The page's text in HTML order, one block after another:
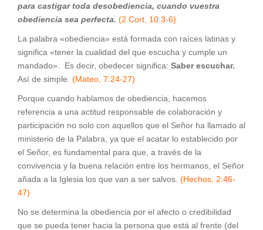
para castigar toda desobediencia, cuando vuestra
obediencia sea perfecta. (2 Cort. 10:3-6)
La palabra «obediencia» está formada con raíces latinas y
significa «tener la cualidad del que escucha y cumple un
mandado». Es decir, obedecer significa: Saber escuchar.
Así de simple. (Mateo, 7:24-27)
Porque cuando hablamos de obediencia, hacemos
referencia a una actitud responsable de colaboración y
participación no solo con aquellos que el Señor ha llamado al
ministerio de la Palabra, ya que el acatar lo establecido por
el Señor, es fundamental para que, a través de la
convivencia y la buena relación entre los hermanos, el Señor
añada a la Iglesia los que van a ser salvos. (Hechos, 2:46-
47)
No se determina la obediencia por el afecto o credibilidad
que se pueda tener hacia la persona que está al frente (del